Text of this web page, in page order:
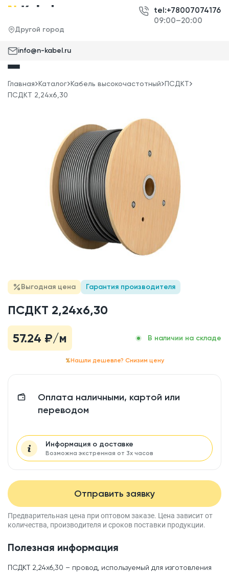
Другой город
tel:+78007074176
09:00–20:00
info@n-kabel.ru
Главная Каталог Кабель высокочастотный ПСДКТ
ПСДКТ 2,24x6,30
Выгодная цена Гарантия производителя
ПСДКТ 2,24x6,30
57.24 ₽/м В наличии на складе
Нашли дешевле? Снизим цену
Отправить заявку
Предварительная цена при оптовом заказе. Цена зависит от
количества, производителя и сроков поставки продукции.
Оплата наличными, картой или
переводом
Информация о доставке
Возможна экстренная от 3х часов
Полезная информация
ПСДКТ 2,24x6,30 – провод, используемый для изготовления